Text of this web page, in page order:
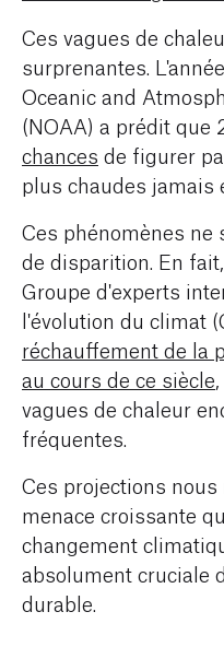
Ces vagues de
surprenantes.
Oceanic and
(NOAA) a prédit que
chances de figurer
plus chaudes jamais
Ces phénomènes ne
de disparition. En
Groupe d'experts
l'évolution du climat
réchauffement de la
au cours de ce siècle
vagues de chaleur
fréquentes.
Ces projections
menace croissante
changement
absolument cruciale
durable.